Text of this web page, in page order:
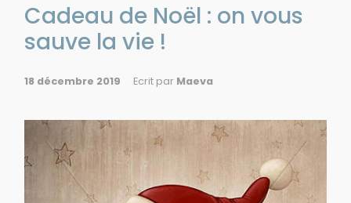
Cadeau de Noël : on vous
sauve la vie !
18 décembre 2019 Ecrit par Maeva